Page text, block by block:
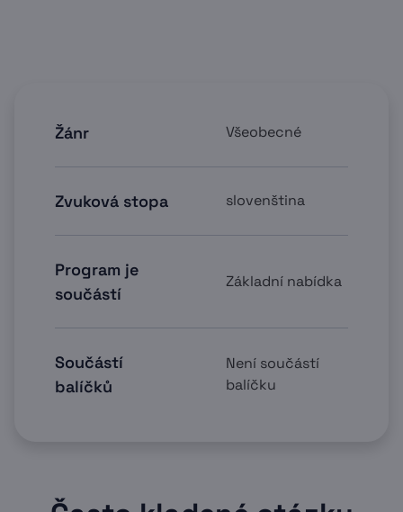
Žánr Všeobecné
Zvuková stopa slovenština
Program je
součástí
Základní nabídka
Součástí
balíčků
Není součástí
balíčku